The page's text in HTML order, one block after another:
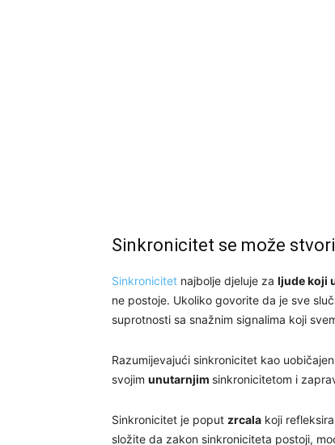
Sinkronicitet se može
Sinkronicitet najbolje djeluje za ljude koji
ne postoje. Ukoliko govorite da je sve
suprotnosti sa snažnim signalima koji
Razumijevajući sinkronicitet kao
svojim unutarnjim sinkronicitetom i
Sinkronicitet je poput zrcala koji
složite da zakon sinkroniciteta postoji,